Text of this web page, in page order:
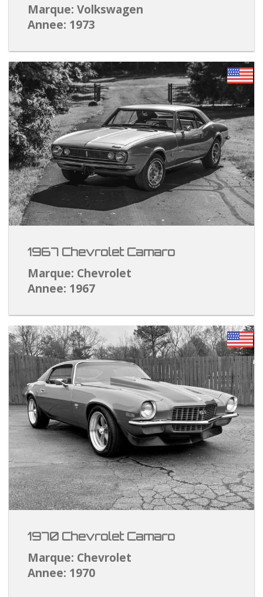
Marque: Volkswagen
Annee: 1973
1967 Chevrolet Camaro
Marque: Chevrolet
Annee: 1967
1970 Chevrolet Camaro
Marque: Chevrolet
Annee: 1970